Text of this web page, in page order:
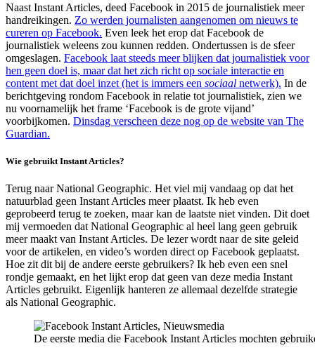
Naast Instant Articles, deed Facebook in 2015 de journalistiek meer
handreikingen. Zo werden journalisten aangenomen om nieuws te
cureren op Facebook. Even leek het erop dat Facebook de
journalistiek weleens zou kunnen redden. Ondertussen is de sfeer
omgeslagen. Facebook laat steeds meer blijken dat journalistiek voor
hen geen doel is, maar dat het zich richt op sociale interactie en
content met dat doel inzet (het is immers een sociaal netwerk). In de
berichtgeving rondom Facebook in relatie tot journalistiek, zien we
nu voornamelijk het frame ‘Facebook is de grote vijand’
voorbijkomen. Dinsdag verscheen deze nog op de website van The
Guardian.
Wie gebruikt Instant Articles?
Terug naar National Geographic. Het viel mij vandaag op dat het
natuurblad geen Instant Articles meer plaatst. Ik heb even
geprobeerd terug te zoeken, maar kan de laatste niet vinden. Dit doet
mij vermoeden dat National Geographic al heel lang geen gebruik
meer maakt van Instant Articles. De lezer wordt naar de site geleid
voor de artikelen, en video’s worden direct op Facebook geplaatst.
Hoe zit dit bij de andere eerste gebruikers? Ik heb even een snel
rondje gemaakt, en het lijkt erop dat geen van deze media Instant
Articles gebruikt. Eigenlijk hanteren ze allemaal dezelfde strategie
als National Geographic.
De eerste media die Facebook Instant Articles mochten